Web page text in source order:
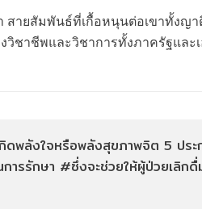
ายสัมพันธ์ที่เกื้อหนุนต่อเขาทั้งญ
ชาชีพและวิชาการทั้งภาครัฐและ
ดพลังใจหรือพลังสุขภาพจิต 5 ปร
รรักษา #ซึ่งจะช่วยให้ผู้ป่วยเลิกดื่